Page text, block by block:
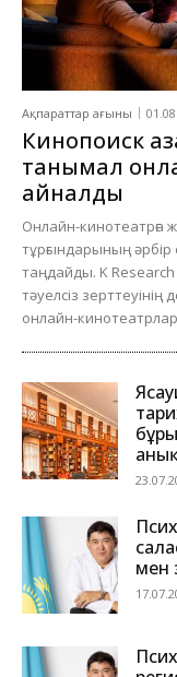
Ақпараттар ағыны
Кинопоиск
танымал
айналды
Онлайн-кинотеатрға
тұрғындарының әрбір
таңдайды. K
тәуелсіз зерттеуінің
онлайн-
мен